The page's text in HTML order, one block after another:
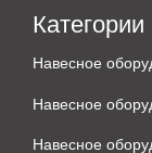
Категории
Навесное
Навесное
Навесное